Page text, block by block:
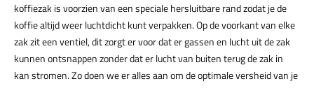
koffiezak is voorzien van een speciale hersluitbare rand zodat je de
koffie altijd weer luchtdicht kunt verpakken. Op de voorkant van elke
zak zit een ventiel, dit zorgt er voor dat er gassen en lucht uit de zak
kunnen ontsnappen zonder dat er lucht van buiten terug de zak in
kan stromen. Zo doen we er alles aan om de optimale versheid van je